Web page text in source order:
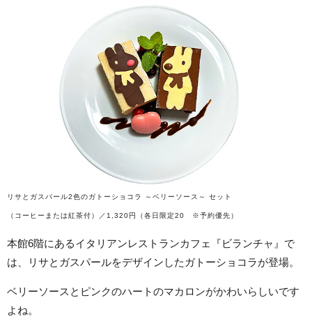
リサとガスパール2色のガトーショコラ ～ベリーソース～ セット
（コーヒーまたは紅茶付）／1,320円（各日限定20 ※予約優先）
本館6階にあるイタリアンレストランカフェ『ビランチャ』で
は、リサとガスパールをデザインしたガトーショコラが登場。
ベリーソースとピンクのハートのマカロンがかわいらしいです
よね。